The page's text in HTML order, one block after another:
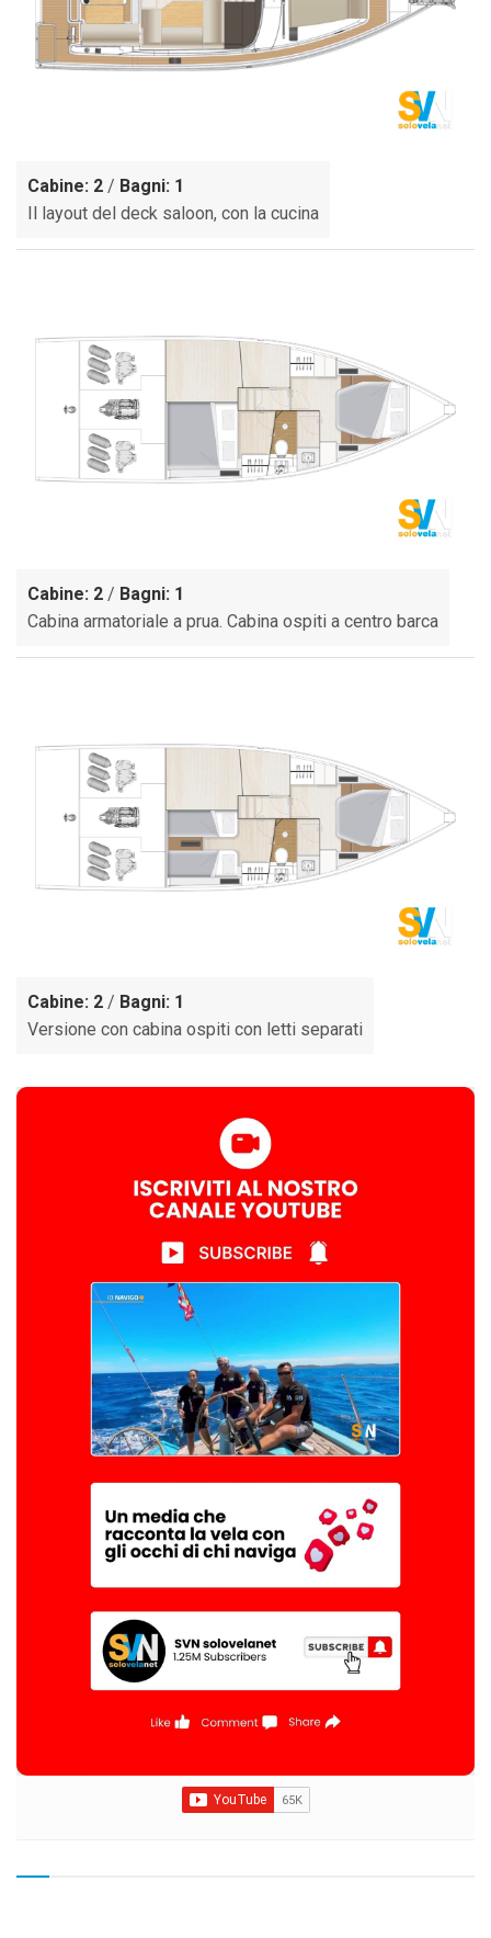
Cabine: 2 / Bagni: 1
Il layout del deck saloon, con la cucina
Cabine: 2 / Bagni: 1
Cabina armatoriale a prua. Cabina ospiti a centro barca
Cabine: 2 / Bagni: 1
Versione con cabina ospiti con letti separati